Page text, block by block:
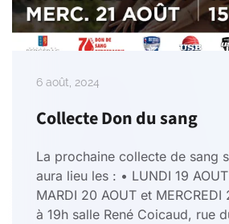
6 août, 2024
Collecte Don du sang
La prochaine collecte de sang
aura lieu les : • LUNDI 19
MARDI 20 AOUT et MERCREDI
à 19h salle René Coicaud, rue